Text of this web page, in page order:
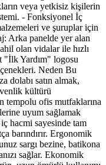
veya yetkisiz kişilerin
- Fonksiyonel İç
ve şuruplar için
Arka panelde yer alan
olan vidalar ile hızlı
"İlk Yardım" logosu
Neden Bu
dolabı satın almak,
kültürü
tempolu ofis mutfaklarına
uyum sağlamak
hacmi sayesinde tam
barındırır. Ergonomik
sargı bezine, batikona
sağlar. Ekonomik